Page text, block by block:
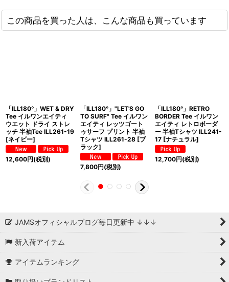
この商品を買った人は、こんな商品も買っています
「ILL180°」WET & DRY
Tee イルワンエイティ
ウエット ドライ ストレ
ッチ 半袖Tee ILL261-19
[ネイビー]
12,600円(税別)
「ILL180°」"LET'S GO
TO SURF" Tee イルワン
エイティ レッツゴート
ゥサーフ プリント 半袖
Tシャツ ILL261-28 [ブ
ラック]
7,800円(税別)
「ILL180°」RETRO
BORDER Tee イルワン
エイティ レトロボーダ
ー 半袖Tシャツ ILL241-
17 [ナチュラル]
12,700円(税別)
JAMSオフィシャルブログ毎日更新中 ↓↓↓
新入荷アイテム
アイテムランキング